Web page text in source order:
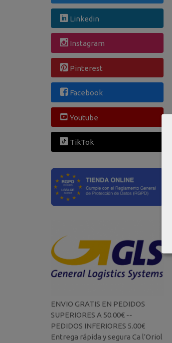
Linkedin
Instagram
Pinterest
Facebook
Youtube
TikTok
ENVIO GRATIS EN PEDIDOS
SUPERIORES A 50.00€ --
PEDIDOS INFERIORES 5.00€
Entrega rápida y segura Ca l'Oriol